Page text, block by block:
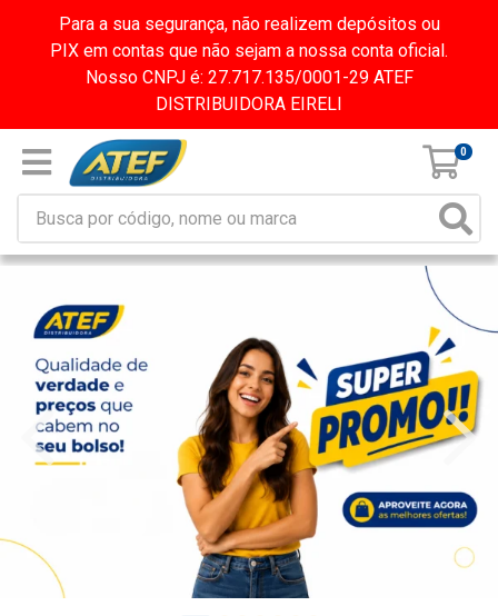
Para a sua segurança, não realizem depósitos ou
PIX em contas que não sejam a nossa conta oficial.
Nosso CNPJ é: 27.717.135/0001-29 ATEF
DISTRIBUIDORA EIRELI
0